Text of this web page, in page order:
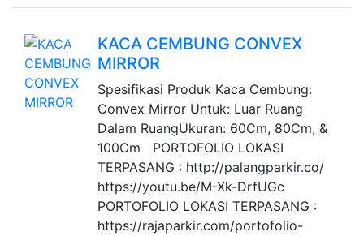
KACA CEMBUNG CONVEX
MIRROR
Spesifikasi Produk Kaca Cembung:
Convex Mirror Untuk: Luar Ruang
Dalam RuangUkuran: 60Cm, 80Cm, &
100Cm PORTOFOLIO LOKASI
TERPASANG : http://palangparkir.co/
https://youtu.be/M-Xk-DrfUGc
PORTOFOLIO LOKASI TERPASANG :
https://rajaparkir.com/portofolio-